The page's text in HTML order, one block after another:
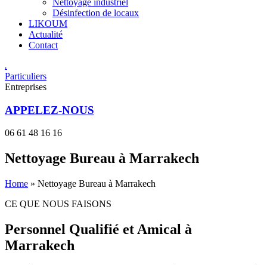
Nettoyage industriel
Désinfection de locaux
LIKOUM
Actualité
Contact
.
Particuliers
Entreprises
APPELEZ-NOUS
06 61 48 16 16
Nettoyage Bureau​ à Marrakech
Home » Nettoyage Bureau​ à Marrakech
CE QUE NOUS FAISONS
Personnel Qualifié et Amical à
Marrakech